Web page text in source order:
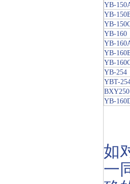
YB-
YB-
YB-
YB-160
YB-
YB-
YB-
YB-254
YBT-
BXY250
YB-
如
一